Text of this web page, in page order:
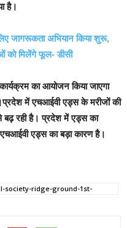
है।
जागरूकता अभियान किया शुरू,
को मिलेंगे फूल- डीसी
का आयोजन किया जाएगा
में एचआईवी एड्स के मरीजों की
बढ़ रही है। प्रदेश में एड्स का
एड्स का बड़ा कारण है।
society-ridge-ground-1st-